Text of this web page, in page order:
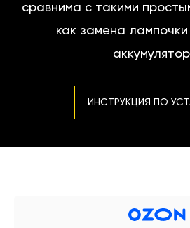
сравнима с такими
как замена
ИНСТРУКЦИЯ ПО